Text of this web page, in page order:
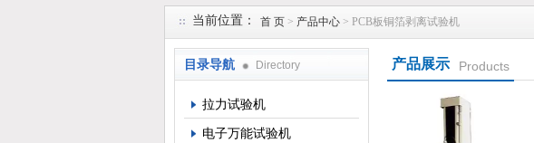
当前位置： 首 页 > 产品中心 > PCB板铜箔剥离试验机
目录导航 Directory
拉力试验机
电子万能试验机
产品展示 Products